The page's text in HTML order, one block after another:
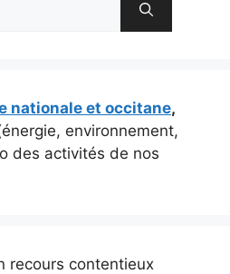
nationale et occitane,
environnement,
des activités de nos
recours contentieux